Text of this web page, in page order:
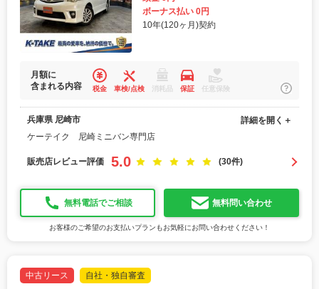
ボーナス払い 0円
10年(120ヶ月)契約
月額に
含まれる内容
税金 車検/点検 消耗品 保証 任意保険
兵庫県 尼崎市
ケーテイク 尼崎ミニバン専門店
詳細を開く＋
販売店レビュー評価 5.0 (30件)
無料電話でご相談 無料問い合わせ
お客様のご希望のお支払いプランもお気軽にお問い合わせください！
中古リース 自社・独自審査